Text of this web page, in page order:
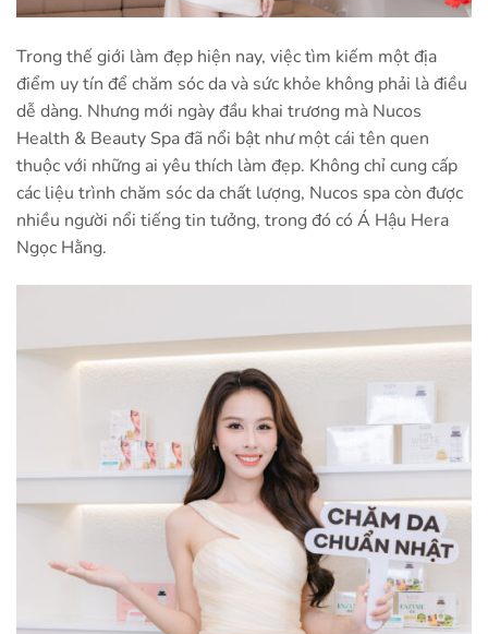
Trong thế giới làm đẹp hiện nay, việc tìm kiếm một địa
điểm uy tín để chăm sóc da và sức khỏe không phải là điều
dễ dàng. Nhưng mới ngày đầu khai trương mà Nucos
Health & Beauty Spa đã nổi bật như một cái tên quen
thuộc với những ai yêu thích làm đẹp. Không chỉ cung cấp
các liệu trình chăm sóc da chất lượng, Nucos spa còn được
nhiều người nổi tiếng tin tưởng, trong đó có Á Hậu Hera
Ngọc Hằng.